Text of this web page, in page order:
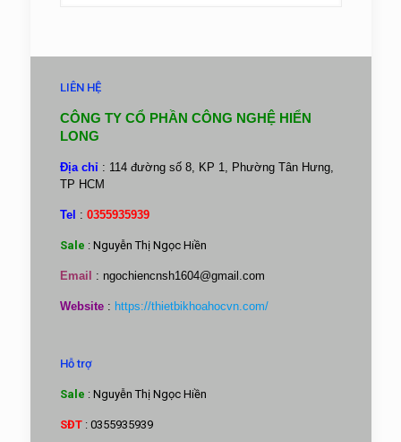
LIÊN HỆ
CÔNG TY CỔ PHẦN CÔNG NGHỆ HIỂN
LONG
Địa chỉ : 114 đường số 8, KP 1, Phường Tân Hưng,
TP HCM
Tel : 0355935939
Sale : Nguyễn Thị Ngọc Hiền
Email : ngochiencnsh1604@gmail.com
Website : https://thietbikhoahocvn.com/
Hỗ trợ
Sale : Nguyễn Thị Ngọc Hiền
SĐT: 0355935939